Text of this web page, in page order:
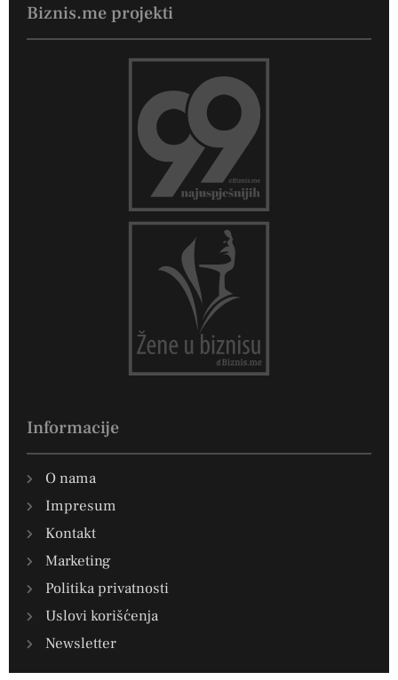
Biznis.me projekti
Informacije
O nama
Impresum
Kontakt
Marketing
Politika privatnosti
Uslovi korišćenja
Newsletter